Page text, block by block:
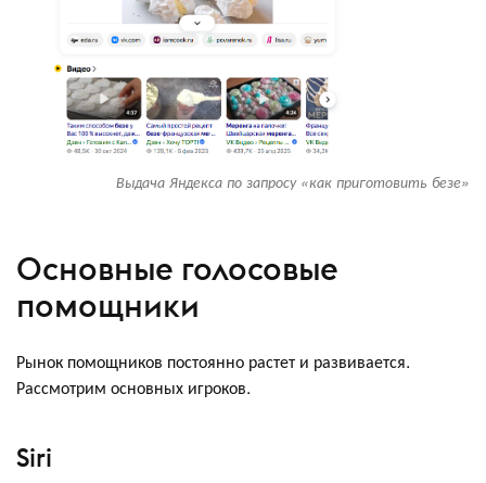
Выдача Яндекса по запросу «как приготовить безе»
Основные голосовые
помощники
Рынок помощников постоянно растет и развивается.
Рассмотрим основных игроков.
Siri